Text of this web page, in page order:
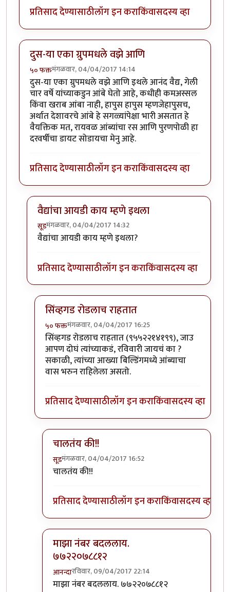
प्रतिसाद देण्यासाठीलॉग इन कराकिंवासदस्य व्हा
दुस-या एका ग्रुपमधले वझे आणि
५० फक्तमंगळवार, 04/04/2017 14:14
दुस-या एका ग्रुपमधले वझे आणि इथले आनंद वैद्य, गेली
चार वर्षे यांच्याकडुन आंबे घेतो आहे, कधीही कमअस्सल
किंवा खराब आंबा नाही, हापुस हापुस म्हणजेहापुसच,
अर्थात देशावरचे आंबे हे सगळ्यांपेक्षा भारी असतात हे
वैयक्तिक मत, रायवळ आंब्यांचा रस आणि पुरणपोळी हा
दरवर्षीचा डायट सोडायचा मेनु आहे.
प्रतिसाद देण्यासाठीलॉग इन कराकिंवासदस्य व्हा
वैद्यांचा आयडी काय म्हणे इथला
सूडमंगळवार, 04/04/2017 14:32
In reply toदुस-या एका ग्रुपमधले वझे आणि
वैद्यांचा आयडी काय म्हणे इथला?
प्रतिसाद देण्यासाठीलॉग इन कराकिंवासदस्य व्हा
सिंव्हगड रोडलाच राहतात
५० फक्तमंगळवार, 04/04/2017 16:25
In reply toवैद्यांचा आयडी काय म्हणे इथलाby
सिंव्हगड रोडलाच राहतात (९५५२२१४१९९), जाउ
आपण दोघं त्यांच्याकडं, रविवारी जायचं का ?
सकाळी, त्यांच्या आख्या बिल्डिंगमध्ये आंब्याचा
वास भरुन राहिलेला असतो.
प्रतिसाद देण्यासाठीलॉग इन कराकिंवासदस्य व्हा
चालतंय की!!
सूडमंगळवार, 04/04/2017 16:52
In reply to
चालतंय की!!
प्रतिसाद देण्यासाठीलॉग इन कराकिंवासदस्य व्हा
माझा नंबर बदललाय.
७७२२०७८८१२
आनन्दारविवार, 09/04/2017 22:14
In reply toसिंव्हगड रोडलाच राहतात
माझा नंबर बदललाय. ७७२२०७८८१२